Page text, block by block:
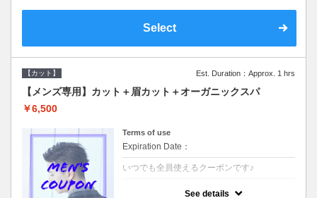
ら修復し美髪へと導く最新4stepトリートメ
ント☆内側からしっかり修復したい方に♪
Select
【カット】 Est. Duration：Approx. 1 hrs
【メンズ専用】カット＋眉カット＋オーガニックスパ
￥6,500
Terms of use
Expiration Date：
いつでも全員使えるクーポンです♪
See details